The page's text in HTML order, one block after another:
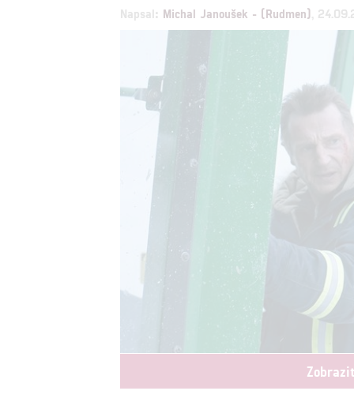
Napsal: Michal Janoušek - (Rudmen) ,